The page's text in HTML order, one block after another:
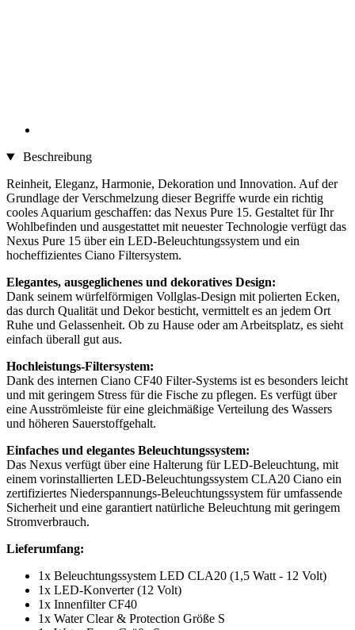
Beschreibung
Reinheit, Eleganz, Harmonie, Dekoration und Innovation. Auf der
Grundlage der Verschmelzung dieser Begriffe wurde ein richtig
cooles Aquarium geschaffen: das Nexus Pure 15. Gestaltet für Ihr
Wohlbefinden und ausgestattet mit neuester Technologie verfügt das
Nexus Pure 15 über ein LED-Beleuchtungssystem und ein
hocheffizientes Ciano Filtersystem.
Elegantes, ausgeglichenes und dekoratives Design:
Dank seinem würfelförmigen Vollglas-Design mit polierten Ecken,
das durch Qualität und Dekor besticht, vermittelt es an jedem Ort
Ruhe und Gelassenheit. Ob zu Hause oder am Arbeitsplatz, es sieht
einfach überall gut aus.
Hochleistungs-Filtersystem:
Dank des internen Ciano CF40 Filter-Systems ist es besonders leicht
und mit geringem Stress für die Fische zu pflegen. Es verfügt über
eine Ausströmleiste für eine gleichmäßige Verteilung des Wassers
und höheren Sauerstoffgehalt.
Einfaches und elegantes Beleuchtungssystem:
Das Nexus verfügt über eine Halterung für LED-Beleuchtung, mit
einem vorinstallierten LED-Beleuchtungssystem CLA20 Ciano ein
zertifiziertes Niederspannungs-Beleuchtungssystem für umfassende
Sicherheit und eine garantiert natürliche Beleuchtung mit geringem
Stromverbrauch.
Lieferumfang:
1x Beleuchtungssystem LED CLA20 (1,5 Watt - 12 Volt)
1x LED-Konverter (12 Volt)
1x Innenfilter CF40
1x Water Clear & Protection Größe S